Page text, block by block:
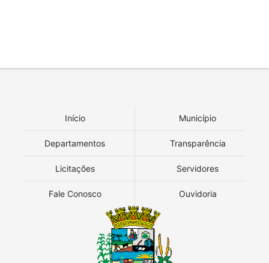
Início Município
Departamentos Transparência
Licitações Servidores
Fale Conosco Ouvidoria